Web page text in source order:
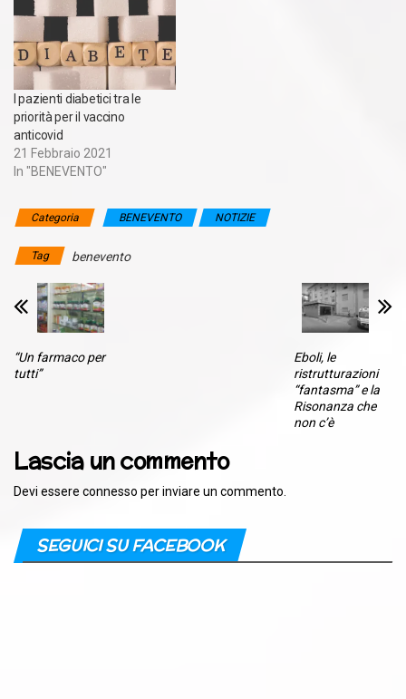
I pazienti diabetici tra le
priorità per il vaccino
anticovid
21 Febbraio 2021
In "BENEVENTO"
Categoria BENEVENTO NOTIZIE
Tag benevento
“Un farmaco per
tutti”
Eboli, le
ristrutturazioni
“fantasma” e la
Risonanza che
non c’è
Lascia un commento
Devi essere connesso per inviare un commento.
SEGUICI SU FACEBOOK